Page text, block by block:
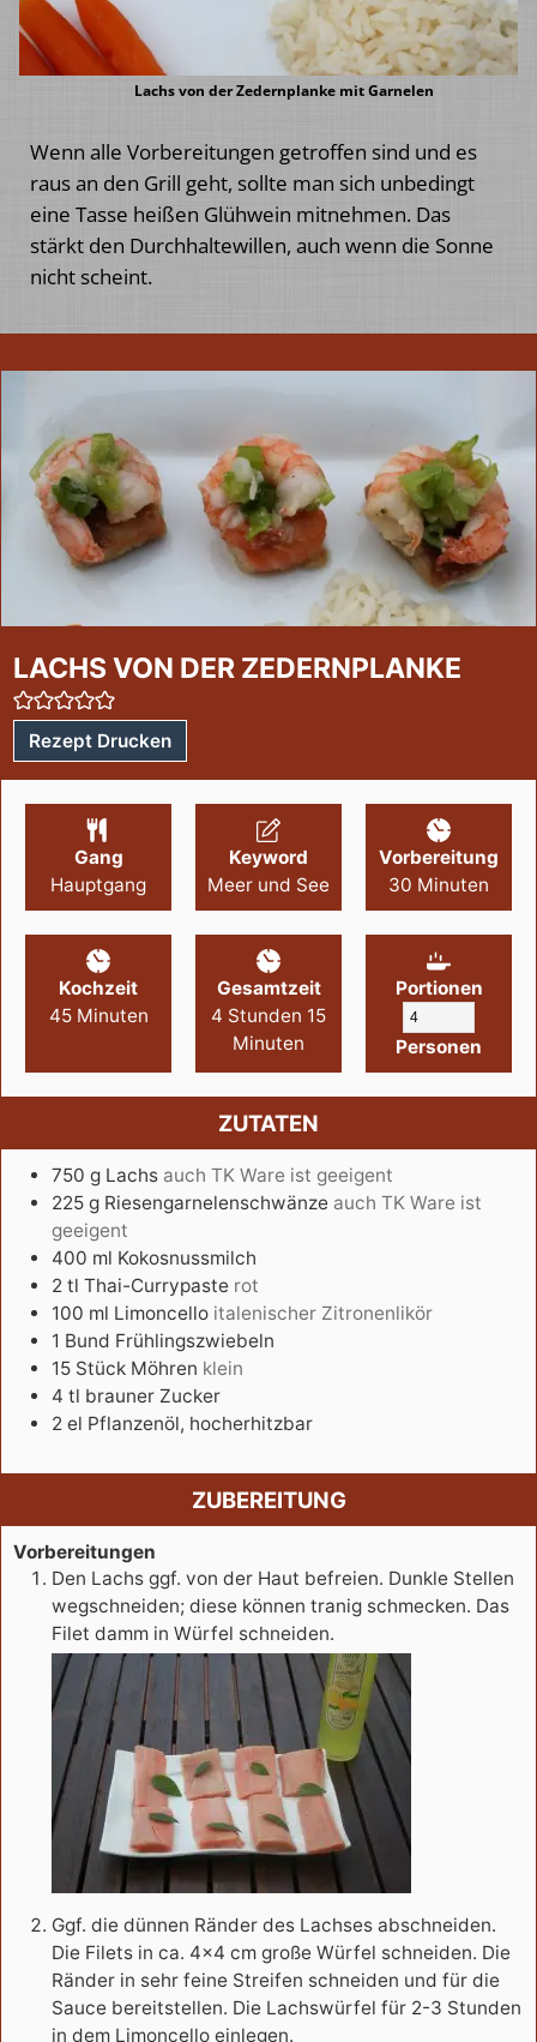
Lachs von der Zedernplanke mit Garnelen
Wenn alle Vorbereitungen getroffen sind und es
raus an den Grill geht, sollte man sich unbedingt
eine Tasse heißen Glühwein mitnehmen. Das
stärkt den Durchhaltewillen, auch wenn die Sonne
nicht scheint.
LACHS VON DER ZEDERNPLANKE
Rezept Drucken
Gang
Hauptgang
Keyword
Meer und See
Vorbereitung
30 Minuten
Kochzeit
45 Minuten
Gesamtzeit
4 Stunden 15
Minuten
Portionen
Personen
ZUTATEN
750 g Lachs auch TK Ware ist geeigent
225 g Riesengarnelenschwänze auch TK Ware ist
geeigent
400 ml Kokosnussmilch
2 tl Thai-Currypaste rot
100 ml Limoncello italenischer Zitronenlikör
1 Bund Frühlingszwiebeln
15 Stück Möhren klein
4 tl brauner Zucker
2 el Pflanzenöl, hocherhitzbar
ZUBEREITUNG
Vorbereitungen
Den Lachs ggf. von der Haut befreien. Dunkle Stellen
wegschneiden; diese können tranig schmecken. Das
Filet damm in Würfel schneiden.
Ggf. die dünnen Ränder des Lachses abschneiden.
Die Filets in ca. 4×4 cm große Würfel schneiden. Die
Ränder in sehr feine Streifen schneiden und für die
Sauce bereitstellen. Die Lachswürfel für 2-3 Stunden
in dem Limoncello einlegen.